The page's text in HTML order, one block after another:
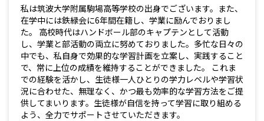
私は筑波大学附属駒場高等学校の出身でございます。また、
在学中には鉄緑会に6年間在籍し、学業に励んでおりまし
た。 高校時代はハンドボール部のキャプテンとして活動
し、学業と部活動の両立に努めておりました。多忙な日々の
中でも、私自身で効果的な学習計画を立案し、実践すること
で、常に上位の成績を維持することができました。 これま
での経験を活かし、生徒様一人ひとりの学力レベルや学習状
況に合わせた、無理なく、かつ最も効率的な学習方法をご提
供してまいります。生徒様が自信を持って学習に取り組める
よう、全力でサポートさせていただきます。